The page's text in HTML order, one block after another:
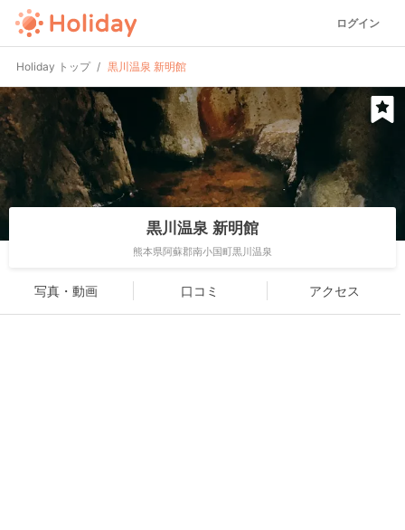
ログイン
Holiday トップ 黒川温泉 新明館
黒川温泉 新明館
熊本県阿蘇郡南小国町黒川温泉
写真・動画 口コミ アクセス